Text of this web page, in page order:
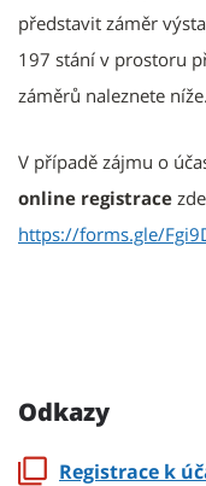
představit záměr
197 stání v prostoru
záměrů naleznete níže.
V případě zájmu o
online registrace
https://forms.gle/
Odkazy
Registrace k